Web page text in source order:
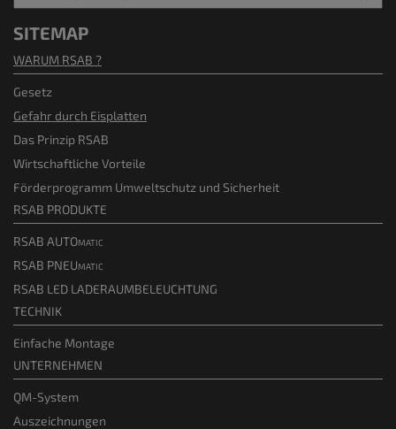
SITEMAP
WARUM RSAB ?
Gesetz
Gefahr durch Eisplatten
Das Prinzip RSAB
Wirtschaftliche Vorteile
Förderprogramm Umweltschutz und Sicherheit
RSAB PRODUKTE
RSAB AUTOmatic
RSAB PNEUmatic
RSAB LED LADERAUMBELEUCHTUNG
TECHNIK
Einfache Montage
UNTERNEHMEN
QM-System
Auszeichnungen